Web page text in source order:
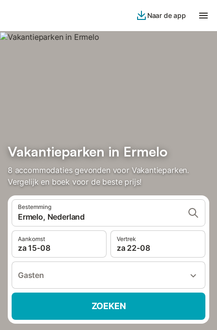
Naar de app
Vakantieparken in Ermelo
8 accommodaties gevonden voor Vakantieparken.
Vergelijk en boek voor de beste prijs!
Bestemming
Ermelo, Nederland
Aankomst
za 15-08
Vertrek
za 22-08
Gasten
ZOEKEN